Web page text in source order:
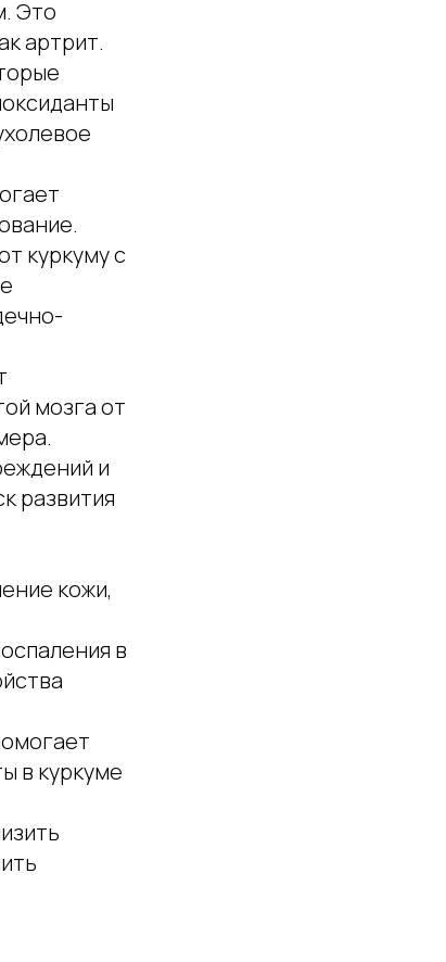
Это
артрит.
куркуму с
мозга от
и
развития
кожи,
в
в куркуме